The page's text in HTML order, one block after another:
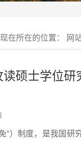
在所在的位置： 网
硕士学位研
”）制度，是我国研